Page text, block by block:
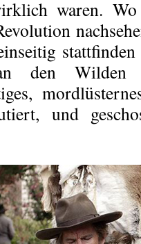
waren.
den Wilden
und